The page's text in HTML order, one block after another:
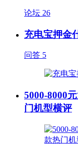
论坛 26
充电宝押金
问答 5
5000-8000
门机型横评